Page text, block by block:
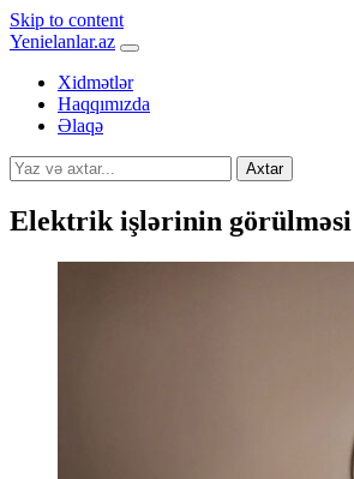
Skip to content
Yenielanlar.az
Xidmətlər
Haqqımızda
Əlaqə
Axtar
Elektrik işlərinin görülməsi